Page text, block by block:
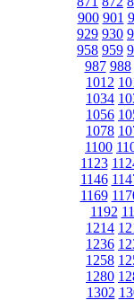
900 901
929 930
958 959
987 988
1012
1034
1056
1078
1100
1123
1146
1169
1192
1214
1236
1258
1280
1302